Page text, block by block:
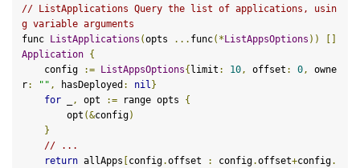
// ListApplications Query the list of applications, usin
g variable arguments
func
ListApplications (opts ... func(* ListAppsOptions ))
Application {
    config
:= ListAppsOptions{ limit : 10, offset : 0,
owne
r: "" , hasDeployed : nil }
for _ , opt := range opts {
        opt
(&config)
}
// ...
return allApps config.offset : config.offset+config.